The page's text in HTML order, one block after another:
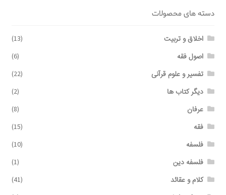
دسته های محصولات
اخلاق و تربیت (13)
اصول فقه (6)
تفسیر و علوم قرآنی (22)
دیگر کتاب ها (2)
عرفان (8)
فقه (15)
فلسفه (10)
فلسفه دین (1)
کلام و عقائد (41)